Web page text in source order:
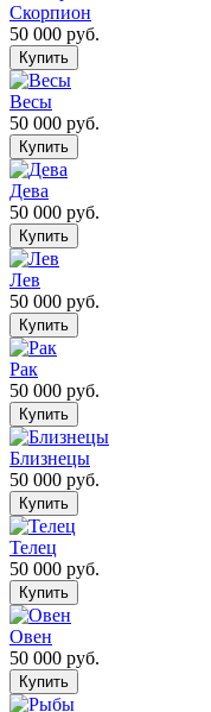
Скорпион
50 000 руб.
Весы
50 000 руб.
Дева
50 000 руб.
Лев
50 000 руб.
Рак
50 000 руб.
Близнецы
50 000 руб.
Телец
50 000 руб.
Овен
50 000 руб.